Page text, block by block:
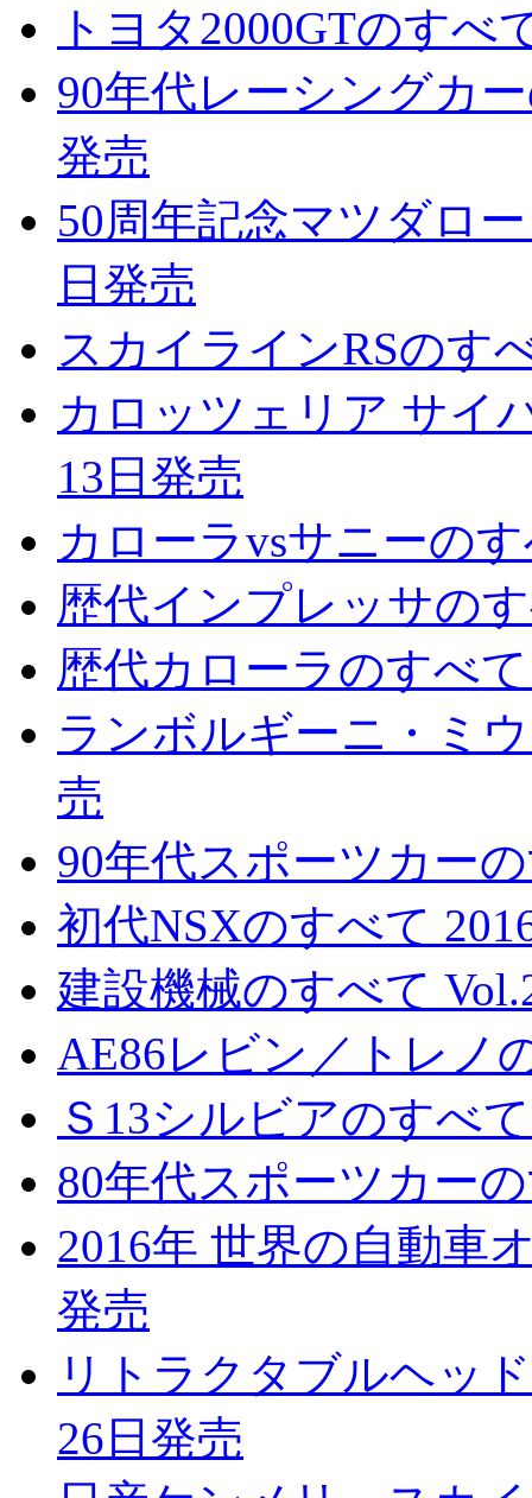
トヨタ2000GTのすべ
90年代レーシングカ
発売
50周年記念マツダロ
日発売
スカイラインRSのす
カロッツェリア サイ
13日発売
カローラvsサニーの
歴代インプレッサの
歴代カローラのすべ
ランボルギーニ・ミ
売
90年代スポーツカー
初代NSXのすべて
建設機械のすべて
AE86レビン／トレノ
Ｓ13シルビアのすべ
80年代スポーツカー
2016年 世界の自動車
発売
リトラクタブルヘッ
26日発売